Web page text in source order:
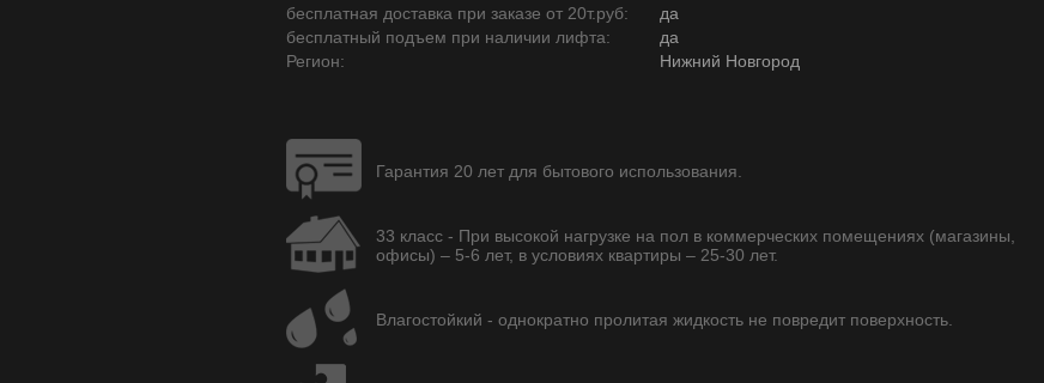
бесплатная доставка при заказе от 20т.руб:
да
бесплатный подъем при наличии лифта:
да
Регион:
Нижний Новгород
Гарантия 20 лет для бытового использования.
33 класс - При высокой нагрузке на пол в коммерческих помещениях (магазины,
офисы) – 5-6 лет, в условиях квартиры – 25-30 лет.
Влагостойкий - однократно пролитая жидкость не повредит поверхность.